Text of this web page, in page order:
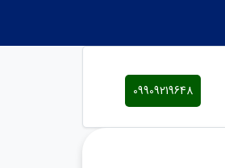
09909219648